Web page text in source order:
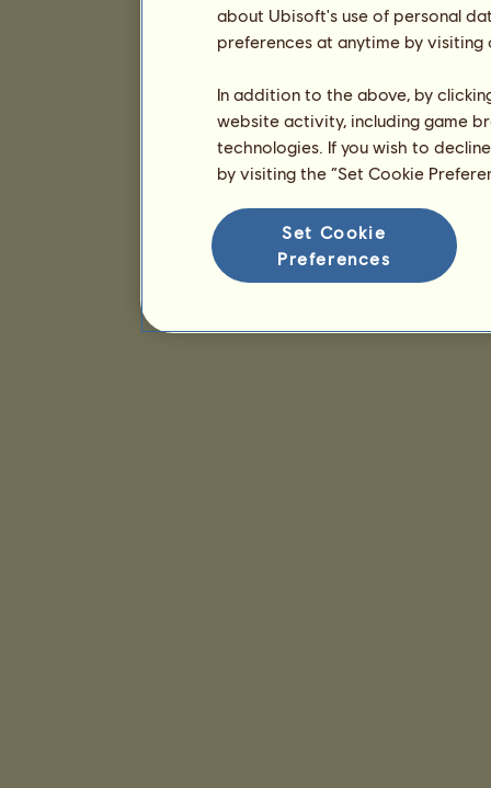
about Ubisoft's use of personal
preferences at anytime by
In addition to the above, by
website activity, including game
technologies. If you wish to
by visiting the “Set Cookie
Set Cookie
Preferences